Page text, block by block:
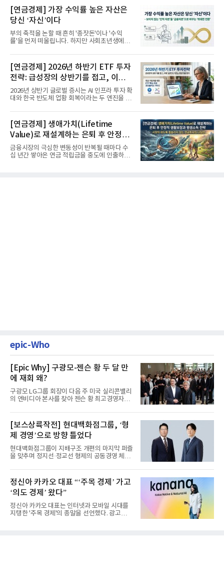
[연금경제] 가장 수익률 높은 자산은
당신 ‘자신’이다
부의 축적을 논할 때 흔히 '종잣돈'이나 '수익
률'을 먼저 떠올립니다. 하지만 사회초년생에게
[연금경제] 2026년 하반기 ETF 투자
전략: 급성장의 상반기를 접고, 이제
'실적'이 가르는 하반기를 맞다
2026년 상반기 글로벌 증시는 AI 인프라 투자 확
대와 한국 반도체 업황 회복이라는 두 엔진을 달
[연금경제] 생애가치(Lifetime
Value)로 재설계하는 은퇴 후 안정적
생활보장과 평생소득 전략
금융시장의 극심한 변동성이 반복될 때마다 수
십 년간 쌓아온 연금 적립금을 중도에 인출하거
epic-Who
[Epic Why] 구광모-젠슨 황 두 달 만
에 재회 왜?
구광모 LG그룹 회장이 다음 주 미국 실리콘밸리
의 엔비디아 본사를 찾아 젠슨 황 최고경영자
[보스상륙작전] 현대백화점그룹, ‘형
제 경영’으로 방향 틀었다
현대백화점그룹이 지배구조 개편의 마지막 퍼즐
을 맞추며 정지선·정교선 형제의 공동경영 체제
정신아 카카오 대표 “‘주목 경제’ 가고
‘의도 경제’ 왔다”
정신아 카카오 대표는 인터넷과 모바일 시대를
지탱한 '주목 경제'의 종말을 선언했다. 광고를